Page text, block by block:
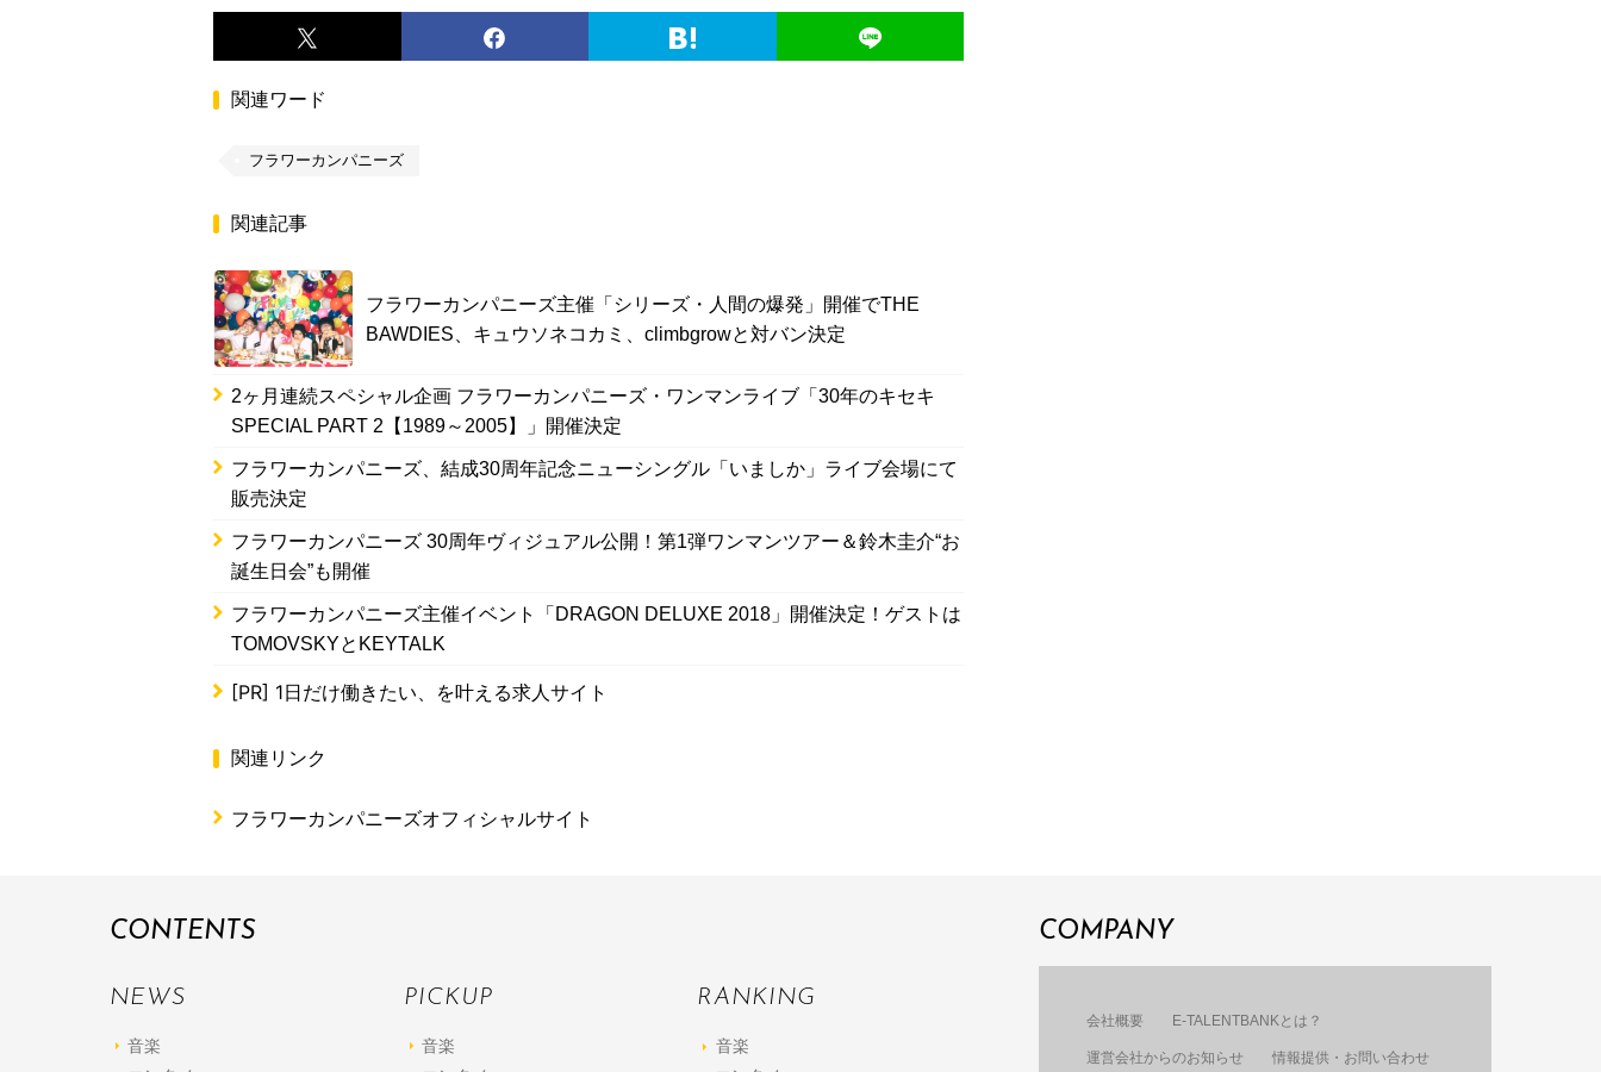
関連ワード
フラワーカンパニーズ
関連記事
フラワーカンパニーズ主催「シリーズ・人間の爆発」開催でTHE
BAWDIES、キュウソネコカミ、climbgrowと対バン決定
2ヶ月連続スペシャル企画 フラワーカンパニーズ・ワンマンライブ「30年のキセキ
SPECIAL PART 2【1989～2005】」開催決定
フラワーカンパニーズ、結成30周年記念ニューシングル「いましか」ライブ会場にて
販売決定
フラワーカンパニーズ 30周年ヴィジュアル公開！第1弾ワンマンツアー＆鈴木圭介“お
誕生日会”も開催
フラワーカンパニーズ主催イベント「DRAGON DELUXE 2018」開催決定！ゲストは
TOMOVSKYとKEYTALK
[PR] 1日だけ働きたい、を叶える求人サイト
関連リンク
フラワーカンパニーズオフィシャルサイト
CONTENTS
NEWS
音楽
PICKUP
音楽
RANKING
音楽
COMPANY
会社概要 E-TALENTBANKとは？
運営会社からのお知らせ 情報提供・お問い合わせ